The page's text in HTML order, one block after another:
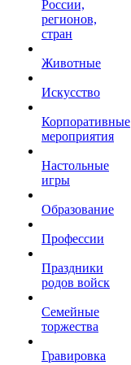
России,
регионов,
стран
Животные
Искусство
Корпоративные
мероприятия
Настольные
игры
Образование
Профессии
Праздники
родов войск
Семейные
торжества
Гравировка